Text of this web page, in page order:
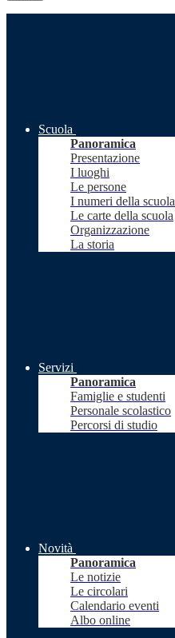
Scuola
Panoramica
Presentazione
I luoghi
Le persone
I numeri della scuola
Le carte della scuola
Organizzazione
La storia
Servizi
Panoramica
Famiglie e studenti
Personale scolastico
Percorsi di studio
Novità
Panoramica
Le notizie
Le circolari
Calendario eventi
Albo online